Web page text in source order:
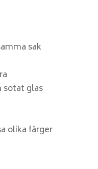
sak
sotat glas
olika färger